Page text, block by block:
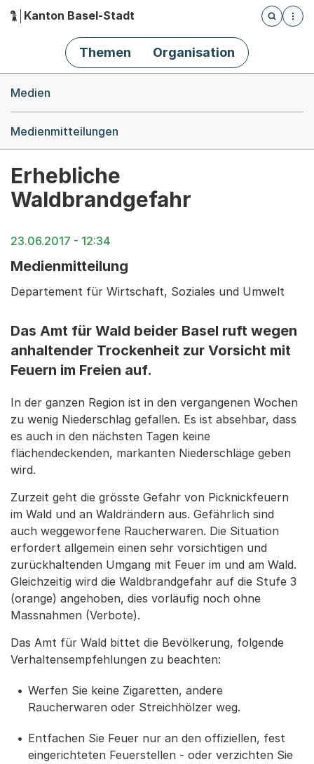
Hauptnavigation
Kanton Basel-Stadt
Öffnet
Themen Organisation
Medien
Medienmitteilungen
Erhebliche
Waldbrandgefahr
23.06.2017 - 12:34
Medienmitteilung
Departement für Wirtschaft, Soziales und Umwelt
Das Amt für Wald beider Basel ruft wegen
anhaltender Trockenheit zur Vorsicht mit
Feuern im Freien auf.
In der ganzen Region ist in den vergangenen Wochen
zu wenig Niederschlag gefallen. Es ist absehbar, dass
es auch in den nächsten Tagen keine
flächendeckenden, markanten Niederschläge geben
wird.
Zurzeit geht die grösste Gefahr von Picknickfeuern
im Wald und an Waldrändern aus. Gefährlich sind
auch weggeworfene Raucherwaren. Die Situation
erfordert allgemein einen sehr vorsichtigen und
zurückhaltenden Umgang mit Feuer im und am Wald.
Gleichzeitig wird die Waldbrandgefahr auf die Stufe 3
(orange) angehoben, dies vorläufig noch ohne
Massnahmen (Verbote).
Das Amt für Wald bittet die Bevölkerung, folgende
Verhaltensempfehlungen zu beachten:
Werfen Sie keine Zigaretten, andere
Raucherwaren oder Streichhölzer weg.
Entfachen Sie Feuer nur an den offiziellen, fest
eingerichteten Feuerstellen - oder verzichten Sie